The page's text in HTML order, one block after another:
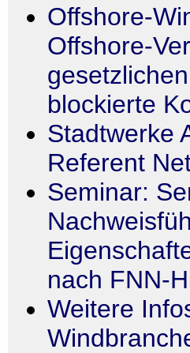
Offshore-
Offshore-
blockierte
Stadtwerke
Referent
Seminar:
nach FNN-
Weitere